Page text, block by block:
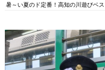
暑～い夏のド定番！高知の川遊びベ